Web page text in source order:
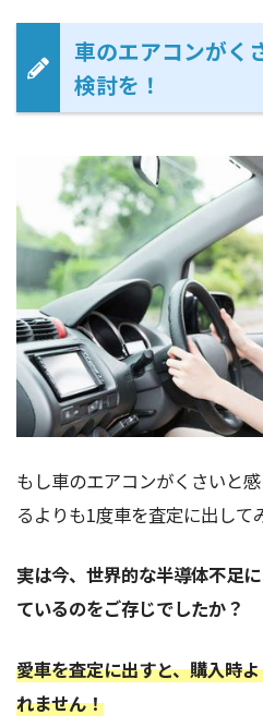
車のエアコンがく
検討を！
もし車のエアコンがくさいと
るよりも1度車を査定に出して
実は今、世界的な半導体不足
ているのをご存じでしたか？
愛車を査定に出すと、購入時
れません！